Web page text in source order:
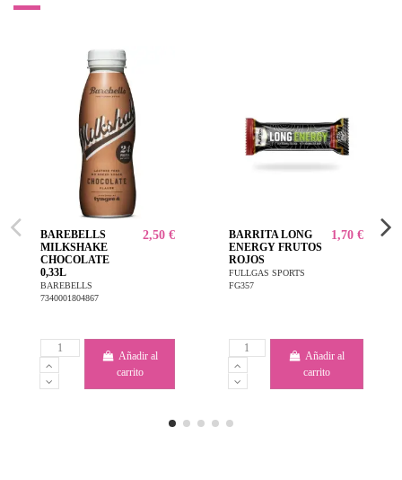
BAREBELLS
MILKSHAKE
CHOCOLATE
0,33L
BAREBELLS
7340001804867
2,50 €
Añadir al
carrito
BARRITA LONG
ENERGY FRUTOS
ROJOS
FULLGAS SPORTS
FG357
1,70 €
Añadir al
carrito